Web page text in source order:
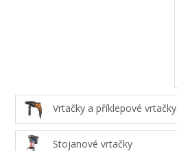
Vrtačky a příklepové vrtačky
Stojanové vrtačky